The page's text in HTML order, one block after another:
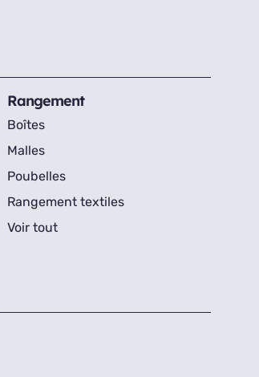
Rangement
Boîtes
Malles
Poubelles
Rangement textiles
Voir tout